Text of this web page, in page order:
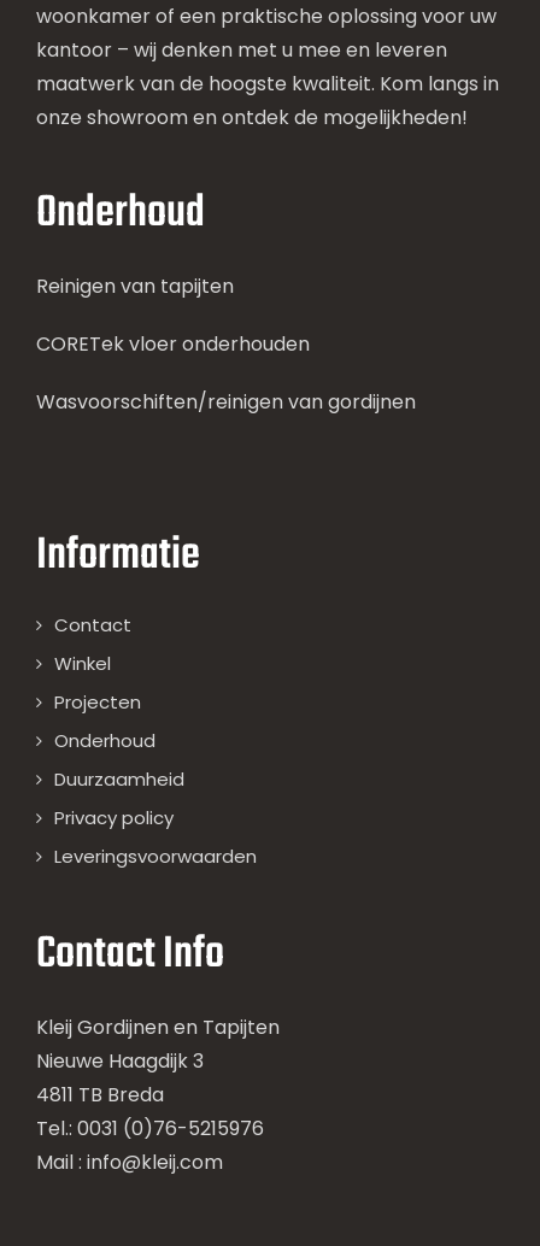
woonkamer of een praktische oplossing voor uw
kantoor – wij denken met u mee en leveren
maatwerk van de hoogste kwaliteit. Kom langs in
onze showroom en ontdek de mogelijkheden!
Onderhoud
Reinigen van tapijten
CORETek vloer onderhouden
Wasvoorschiften/reinigen van gordijnen
Informatie
Contact
Winkel
Projecten
Onderhoud
Duurzaamheid
Privacy policy
Leveringsvoorwaarden
Contact Info
Kleij Gordijnen en Tapijten
Nieuwe Haagdijk 3
4811 TB Breda
Tel.: 0031 (0)76-5215976
Mail : info@kleij.com